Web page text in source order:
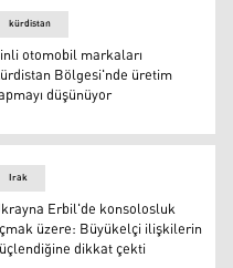
Bölgesi'nde üretim
kürdistan
otomobil markaları
Bölgesi'nde üretim
düşünüyor
Irak
Erbil'de konsolosluk
üzere: Büyükelçi ilişkilerin
dikkat çekti